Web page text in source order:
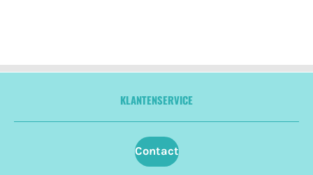
KLANTENSERVICE
Contact